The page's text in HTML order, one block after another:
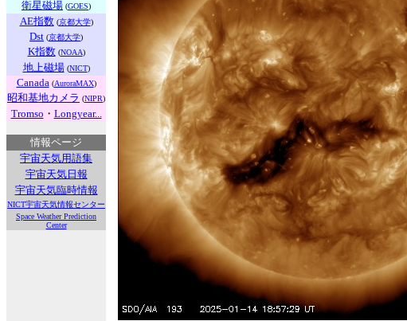
衛星磁場 (GOES)
AE指数(京都大学)
Dst (京都大学)
K指数(NOAA)
地上磁場(NICT)
Canada (AuroraMAX)
昭和基地カメラ (NIPR)
Tromso ・ Longyear...
情報ページ
宇宙天気用語集
宇宙天気日報
宇宙天気臨時情報
NICT宇宙天気情報センター
Space Weather Prediction
Center